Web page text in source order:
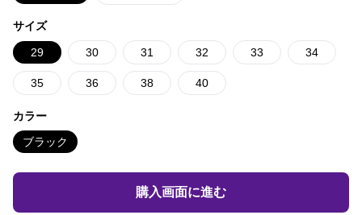
サイズ
29 30 31 32 33 34
35 36 38 40
カラー
ブラック
購入画面に進む